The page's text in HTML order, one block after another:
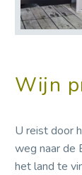
Wijn
U reist door
weg naar de
het land te